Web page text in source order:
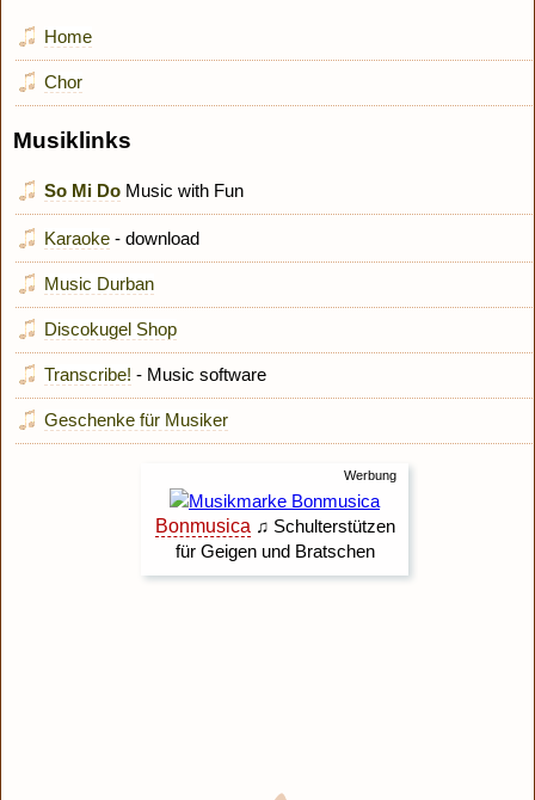
Home
Chor
Musiklinks
So Mi Do Music with Fun
Karaoke - download
Music Durban
Discokugel Shop
Transcribe! - Music software
Geschenke für Musiker